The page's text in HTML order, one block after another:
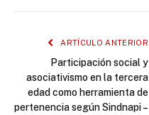
ARTÍCULO ANTERIOR
Participación social y
asociativismo en la tercera
edad como herramienta de
pertenencia según Sindnapi –